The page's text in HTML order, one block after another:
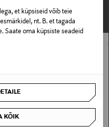
et küpsiseid võib teie
nt. B. et tagada
Saate oma küpsiste seadeid
KÕIK
saadaval.